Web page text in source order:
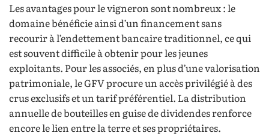
Les avantages pour le vigneron sont nombreux : le
domaine bénéficie ainsi d’un financement sans
recourir à l’endettement bancaire traditionnel, ce qui
est souvent difficile à obtenir pour les jeunes
exploitants. Pour les associés, en plus d’une valorisation
patrimoniale, le GFV procure un accès privilégié à des
crus exclusifs et un tarif préférentiel. La distribution
annuelle de bouteilles en guise de dividendes renforce
encore le lien entre la terre et ses propriétaires.